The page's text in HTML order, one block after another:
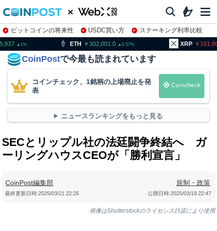
ビットコインの将来性 USDC買い方
ステーキング利率比較
株特集・関連銘柄
302,001.0 XRP 161.80
CoinPostで今最も読まれています
コインチェック、1銘柄の上場廃止を発
表
ニュースランキングをもっと見る
SECとリップル社の法廷闘争終結へ ガ
ーリングハウスCEOが「勝利宣言」
CoinPost編集部 規制・政策
公開日時:2025/03/19 22:47
最終更新日時:2025/03/21 22:25
画像はShutterstockのライセンス許諾により使用